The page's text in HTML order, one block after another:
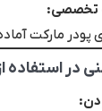
تخصصی:
پودر مارکت
در استفاده